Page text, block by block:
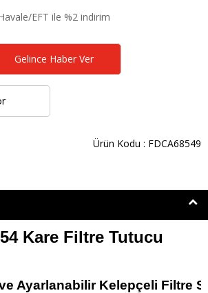
EFT ile %2 indirim
Ürün Kodu : FDCA68549
Gelince Haber Ver
Kare Filtre Tutucu
Ayarlanabilir Kelepçeli Filtre